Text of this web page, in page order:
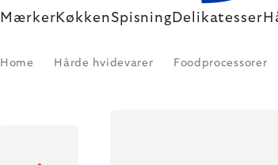
MærkerKøkkenSpisning Delikatesser
Home Hårde hvidevarer Foodprocessorer